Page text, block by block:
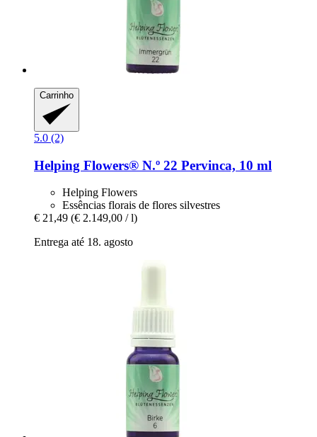
Carrinho
5.0 (2)
Helping Flowers® N.º 22 Pervinca, 10 ml
Helping Flowers
Essências florais de flores silvestres
€ 21,49 (€ 2.149,00 / l)
Entrega até 18. agosto